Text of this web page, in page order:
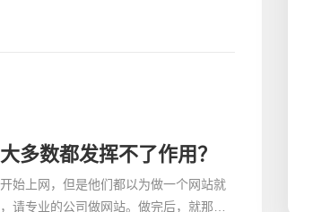
多数都发挥不了作用？
始上网，但是他们都以为做一个网站就
请专业的公司做网站。做完后，就那么